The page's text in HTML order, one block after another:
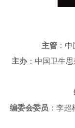
主管 ：
主办：中国卫生
编委会委员 ：李